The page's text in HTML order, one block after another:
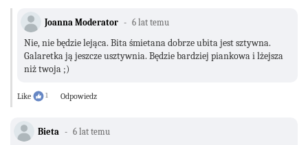
Joanna Moderator 6 lat temu
Nie, nie będzie lejąca. Bita śmietana dobrze ubita jest sztywna.
Galaretka ją jeszcze usztywnia. Będzie bardziej piankowa i lżejsza
niż twoja ;)
Like 1 Odpowiedz
Bieta 6 lat temu